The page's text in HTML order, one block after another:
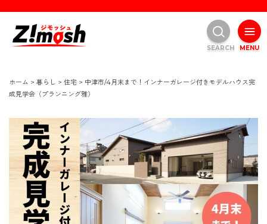
ホーム > 暮らし > 住宅 > 中津市/4月末まで！インナーガレージ付きモデルハウス完
成見学会（プランニング雅）
MENU
SEARCH